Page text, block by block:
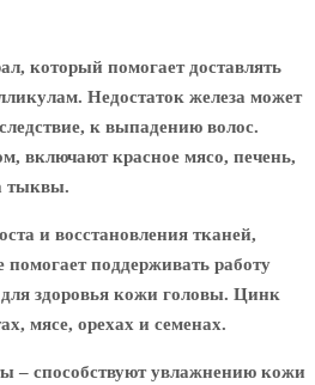
который помогает доставлять
Недостаток железа может
к выпадению волос.
включают красное мясо, печень,
тыквы.
и восстановления тканей,
поддерживать работу
здоровья кожи головы. Цинк
мясе, орехах и семенах.
– способствуют увлажнению кожи